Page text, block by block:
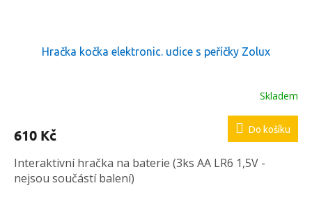
Hračka kočka elektronic. udice s peříčky Zolux
Skladem
610 Kč Do košíku
Interaktivní hračka na baterie (3ks AA LR6 1,5V -
nejsou součástí balení)